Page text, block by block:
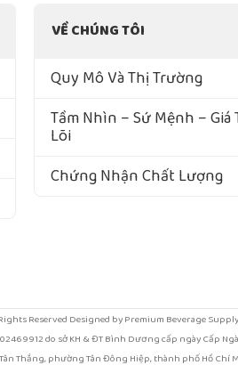
VỀ CHÚNG TÔI
Quy Mô Và Thị Trường
Tầm Nhìn – Sứ Mệnh – Giá
Lõi
Chứng Nhận Chất Lượng
Reserved Designed by Premium Beverage Supply
do sở KH & ĐT Bình Dương cấp ngày Cấp
Thắng, phường Tân Đông Hiệp, thành phố Hồ Chí